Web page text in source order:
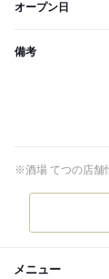
オープン日
備考
※酒場 てつの店舗
メニュー